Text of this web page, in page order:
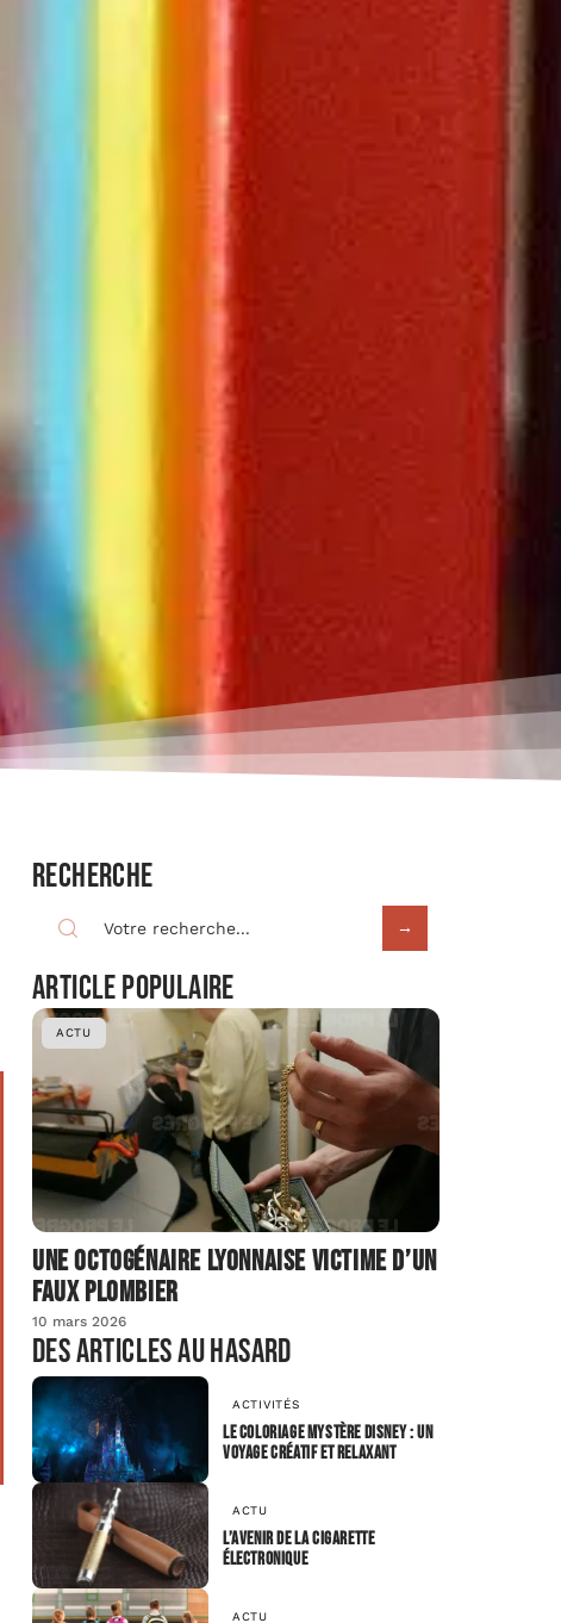
Recherche
Article populaire
ACTU
Une octogénaire lyonnaise victime d’un
faux plombier
10 mars 2026
Des articles au hasard
ACTIVITÉS
Le coloriage mystère Disney : un
voyage créatif et relaxant
ACTU
L’avenir de la cigarette
électronique
ACTU